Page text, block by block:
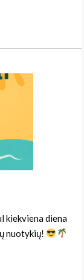
kiekviena diena
nuotykių!